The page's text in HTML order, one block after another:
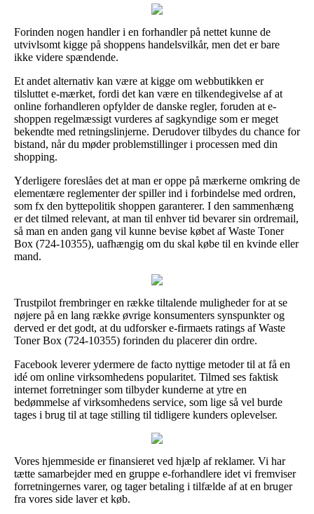
Forinden nogen handler i en forhandler på nettet kunne de
utvivlsomt kigge på shoppens handelsvilkår, men det er bare
ikke videre spændende.
Et andet alternativ kan være at kigge om webbutikken er
tilsluttet e-mærket, fordi det kan være en tilkendegivelse af at
online forhandleren opfylder de danske regler, foruden at e-
shoppen regelmæssigt vurderes af sagkyndige som er meget
bekendte med retningslinjerne. Derudover tilbydes du chance for
bistand, når du møder problemstillinger i processen med din
shopping.
Yderligere foreslåes det at man er oppe på mærkerne omkring de
elementære reglementer der spiller ind i forbindelse med ordren,
som fx den byttepolitik shoppen garanterer. I den sammenhæng
er det tilmed relevant, at man til enhver tid bevarer sin ordremail,
så man en anden gang vil kunne bevise købet af Waste Toner
Box (724-10355), uafhængig om du skal købe til en kvinde eller
mand.
Trustpilot frembringer en række tiltalende muligheder for at se
nøjere på en lang række øvrige konsumenters synspunkter og
derved er det godt, at du udforsker e-firmaets ratings af Waste
Toner Box (724-10355) forinden du placerer din ordre.
Facebook leverer ydermere de facto nyttige metoder til at få en
idé om online virksomhedens popularitet. Tilmed ses faktisk
internet forretninger som tilbyder kunderne at ytre en
bedømmelse af virksomhedens service, som lige så vel burde
tages i brug til at tage stilling til tidligere kunders oplevelser.
Vores hjemmeside er finansieret ved hjælp af reklamer. Vi har
tætte samarbejder med en gruppe e-forhandlere idet vi fremviser
forretningernes varer, og tager betaling i tilfælde af at en bruger
fra vores side laver et køb.